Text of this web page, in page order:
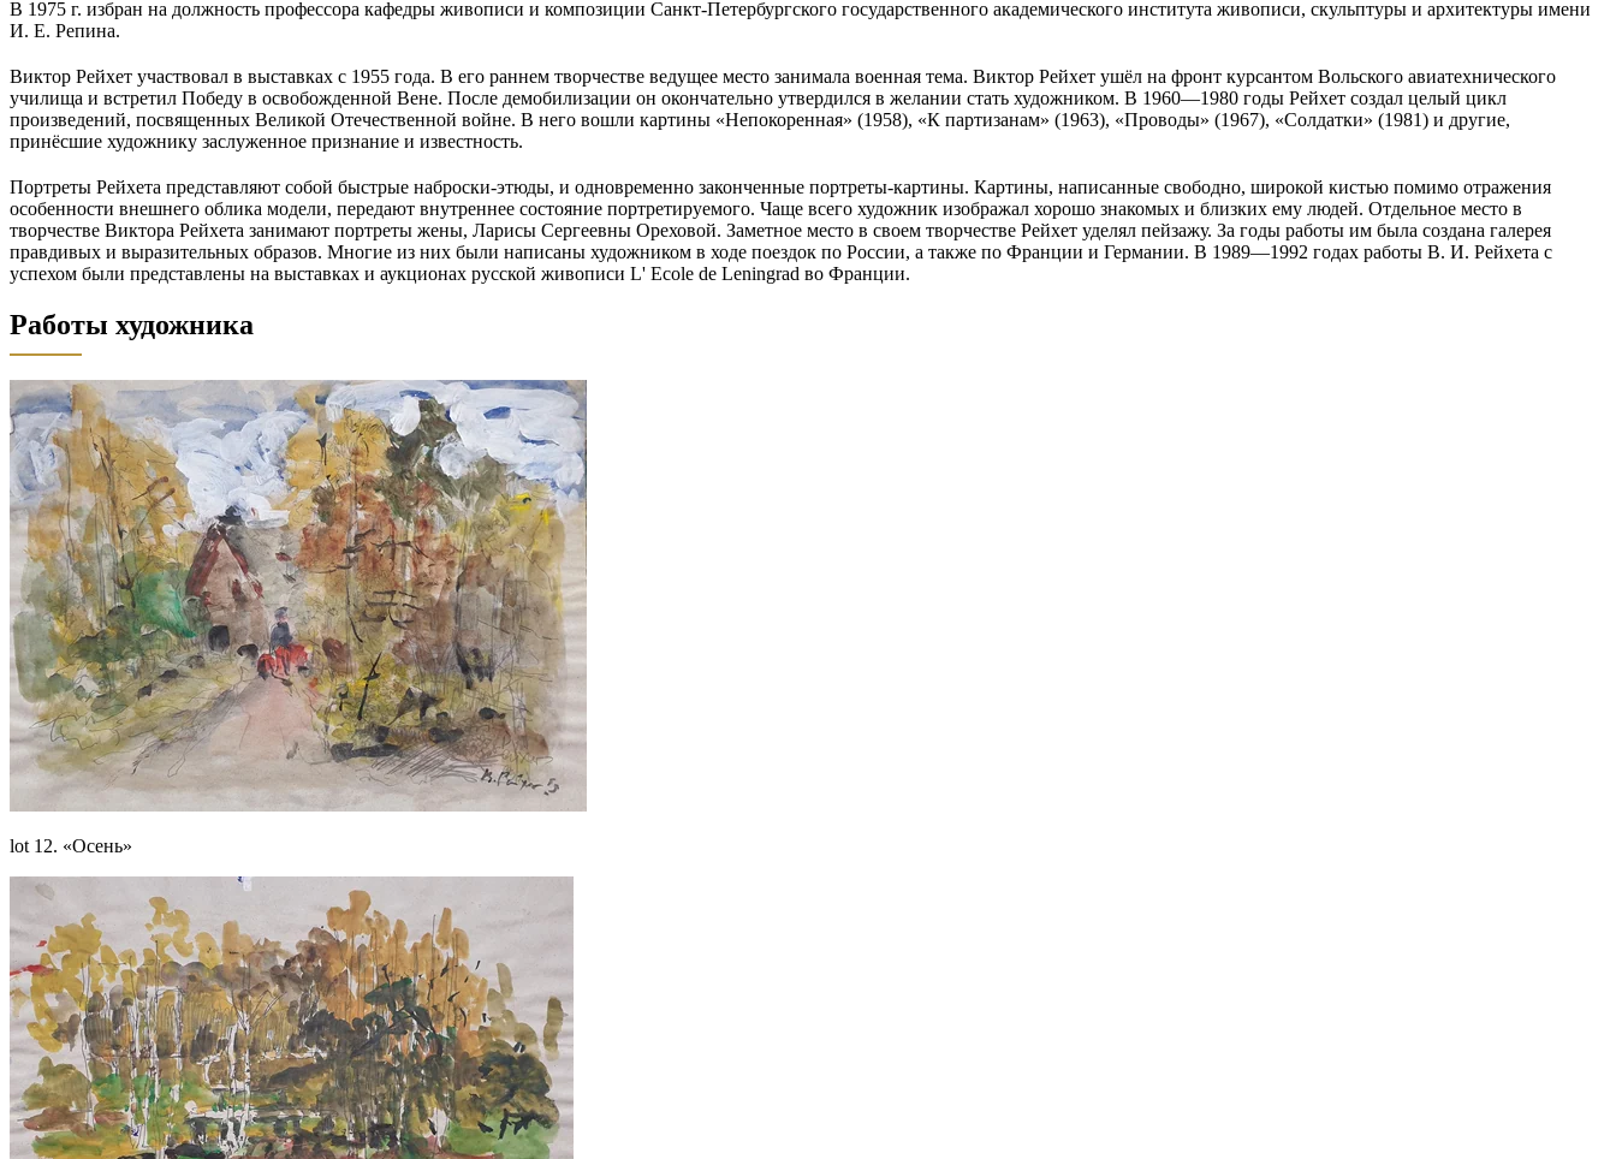
В 1975 г. избран на должность профессора кафедры живописи и композиции Санкт-Петербургского государственного академического института живописи, скульптуры и архитектуры имени
И. Е. Репина.
Виктор Рейхет участвовал в выставках с 1955 года. В его раннем творчестве ведущее место занимала военная тема. Виктор Рейхет ушёл на фронт курсантом Вольского авиатехнического
училища и встретил Победу в освобожденной Вене. После демобилизации он окончательно утвердился в желании стать художником. В 1960—1980 годы Рейхет создал целый цикл
произведений, посвященных Великой Отечественной войне. В него вошли картины «Непокоренная» (1958), «К партизанам» (1963), «Проводы» (1967), «Солдатки» (1981) и другие,
принёсшие художнику заслуженное признание и известность.
Портреты Рейхета представляют собой быстрые наброски-этюды, и одновременно законченные портреты-картины. Картины, написанные свободно, широкой кистью помимо отражения
особенности внешнего облика модели, передают внутреннее состояние портретируемого. Чаще всего художник изображал хорошо знакомых и близких ему людей. Отдельное место в
творчестве Виктора Рейхета занимают портреты жены, Ларисы Сергеевны Ореховой. Заметное место в своем творчестве Рейхет уделял пейзажу. За годы работы им была создана галерея
правдивых и выразительных образов. Многие из них были написаны художником в ходе поездок по России, а также по Франции и Германии. В 1989—1992 годах работы В. И. Рейхета с
успехом были представлены на выставках и аукционах русской живописи L' Ecole de Leningrad во Франции.
Работы художника
lot 12. «Осень»